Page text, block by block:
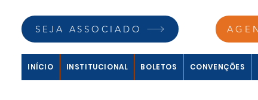
SEJA ASSOCIADO
INÍCIO INSTITUCIONAL BOLETOS CONVENÇÕES